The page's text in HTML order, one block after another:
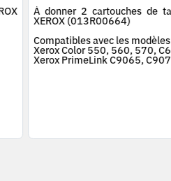
À donner 2 cartouches de
XEROX (013R00664)
Compatibles avec les
Xerox Color 550, 560, 570,
Xerox PrimeLink C9065,